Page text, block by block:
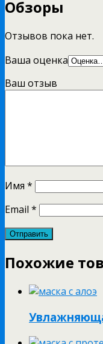
Обзоры
Отзывов пока нет.
Ваша оценка
Ваш отзыв
Имя *
Email *
Похожие